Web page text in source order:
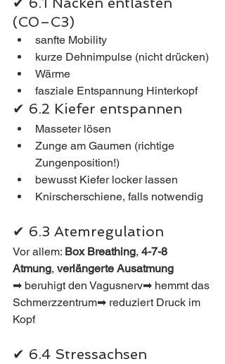
(C0–C3)
sanfte Mobility
kurze Dehnimpulse (nicht drücken)
Wärme
fasziale Entspannung Hinterkopf
✔ 6.2 Kiefer entspannen
Masseter lösen
Zunge am Gaumen (richtige
Zungenposition!)
bewusst Kiefer locker lassen
Knirscherschiene, falls notwendig
✔ 6.3 Atemregulation
Vor allem: Box Breathing, 4-7-8
Atmung, verlängerte Ausatmung
➡ beruhigt den Vagusnerv➡ hemmt das
Schmerzzentrum➡ reduziert Druck im
Kopf
✔ 6.4 Stressachsen